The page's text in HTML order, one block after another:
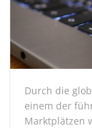
Durch die
einem der
Marktplätzen